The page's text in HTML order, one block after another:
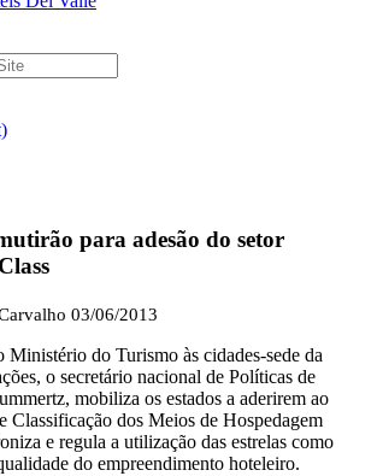
para adesão do setor
03/06/2013
Ministério do Turismo às cidades-sede da
o secretário nacional de Políticas de
mobiliza os estados a aderirem ao
Classificação dos Meios de Hospedagem
e regula a utilização das estrelas como
do empreendimento hoteleiro.